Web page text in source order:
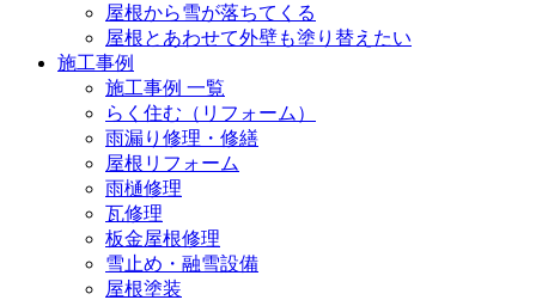
屋根から雪が落ちてくる
屋根とあわせて外壁も塗り替えたい
施工事例
施工事例 一覧
らく住む（リフォーム）
雨漏り修理・修繕
屋根リフォーム
雨樋修理
瓦修理
板金屋根修理
雪止め・融雪設備
屋根塗装